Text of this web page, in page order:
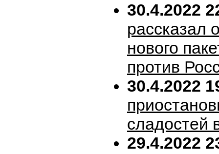
30.4.2022
рассказал
нового
против
30.4.2022
сладостей
29.4.2022